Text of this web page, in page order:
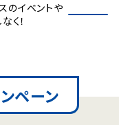
のイベントや
く！
ペーン